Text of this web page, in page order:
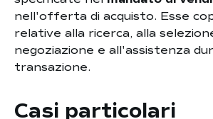
nell'offerta di acquisto. Esse
relative alla ricerca, alla
negoziazione e all'assistenza
transazione.
Casi particolari